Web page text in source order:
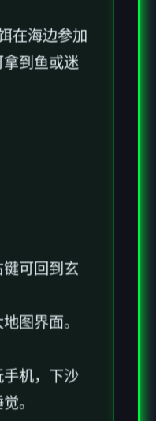
在海边参加
到鱼或迷
可回到玄
图界面。
机，下沙
。